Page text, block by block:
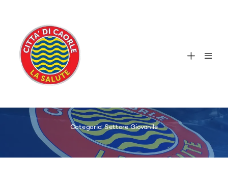
Categoria:Settore Giovanile